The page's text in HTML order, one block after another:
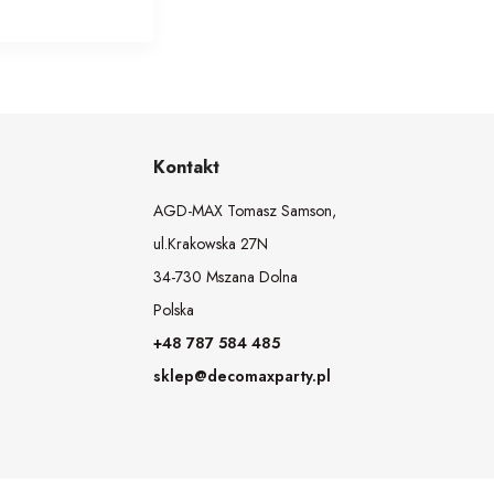
Kontakt
AGD-MAX Tomasz Samson,
ul.Krakowska 27N
34-730 Mszana Dolna
Polska
+48 787 584 485
sklep@decomaxparty.pl